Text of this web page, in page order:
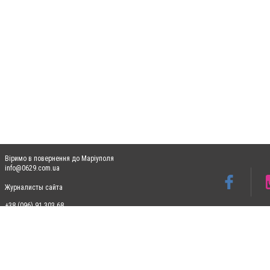
Віримо в повернення до Маріуполя
info@0629.com.ua
Журналисты сайта
+38 (096) 91 303 68